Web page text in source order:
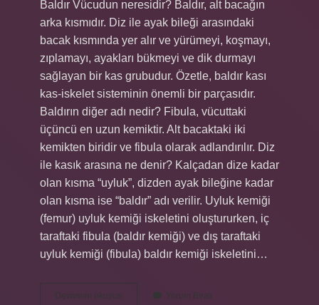
Baldır Vücudun neresidir? Baldır, alt bacağın
arka kısmıdır. Diz ile ayak bileği arasındaki
bacak kısmında yer alır ve yürümeyi, koşmayı,
zıplamayı, ayakları bükmeyi ve dik durmayı
sağlayan bir kas grubudur. Özetle, baldır kası
kas-iskelet sisteminin önemli bir parçasıdır.
Baldırın diğer adı nedir? Fibula, vücuttaki
üçüncü en uzun kemiktir. Alt bacaktaki iki
kemikten biridir ve fibula olarak adlandırılır. Diz
ile kasık arasına ne denir? Kalçadan dize kadar
olan kısma “uyluk”, dizden ayak bileğine kadar
olan kısma ise “baldır” adı verilir. Uyluk kemiği
(femur) uyluk kemiği iskeletini oluştururken, iç
taraftaki fibula (baldır kemiği) ve dış taraftaki
uyluk kemiği (fibula) baldır kemiği iskeletini…
Devamını okuyun Yorum Bırak